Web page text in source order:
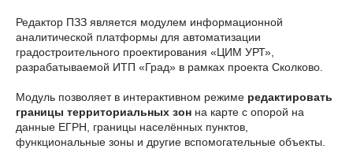
Редактор ПЗЗ является модулем информационной
аналитической платформы для автоматизации
градостроительного проектирования «ЦИМ УРТ»,
разрабатываемой ИТП «Град» в рамках проекта Сколково.
Модуль позволяет в интерактивном режиме редактировать
границы территориальных зон на карте с опорой на
данные ЕГРН, границы населённых пунктов,
функциональные зоны и другие вспомогательные объекты.